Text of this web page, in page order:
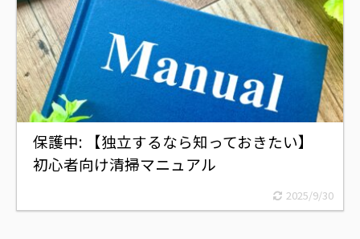
保護中: 【独立するなら知っておきたい】
初心者向け清掃マニュアル
2025/9/30